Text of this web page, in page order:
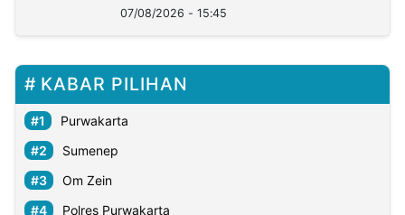
07/08/2026 - 15:45
KABAR PILIHAN
Purwakarta
Sumenep
Om Zein
Polres Purwakarta